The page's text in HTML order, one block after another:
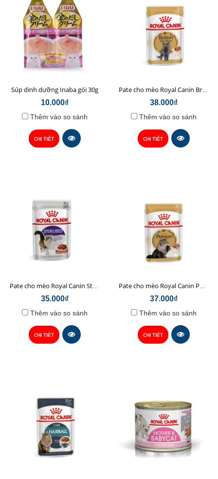
Súp dinh dưỡng Inaba gói 30g
10.000₫
Thêm vào so sánh
CHI TIẾT
38.000₫
Thêm vào so sánh
CHI TIẾT
35.000₫
Thêm vào so sánh
CHI TIẾT
37.000₫
Thêm vào so sánh
CHI TIẾT